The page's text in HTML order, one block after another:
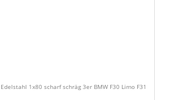
1x80 scharf schräg 3er BMW F30 Limo F31